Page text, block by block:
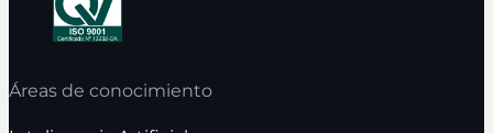
Áreas de conocimiento